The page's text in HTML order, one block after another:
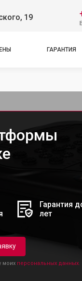
19
ГАРАНТИЯ
Гарантия
лет
моих персональных данных.